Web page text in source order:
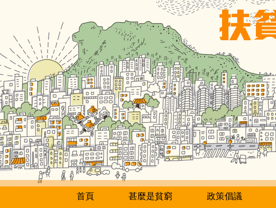
內
容
首頁 甚麼是貧窮 政策倡議